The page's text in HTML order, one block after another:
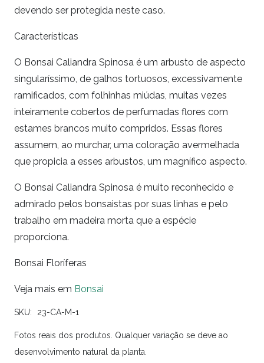
devendo ser protegida neste caso.
Características
O Bonsai Caliandra Spinosa é um arbusto de aspecto
singularíssimo, de galhos tortuosos, excessivamente
ramificados, com folhinhas miúdas, muitas vezes
inteiramente cobertos de perfumadas flores com
estames brancos muito compridos. Essas flores
assumem, ao murchar, uma coloração avermelhada
que propicia a esses arbustos, um magnífico aspecto.
O Bonsai Caliandra Spinosa é muito reconhecido e
admirado pelos bonsaistas por suas linhas e pelo
trabalho em madeira morta que a espécie
proporciona.
Bonsai Floríferas
Veja mais em Bonsai
SKU: 23-CA-M-1
Fotos reais dos produtos. Qualquer variação se deve ao
desenvolvimento natural da planta.